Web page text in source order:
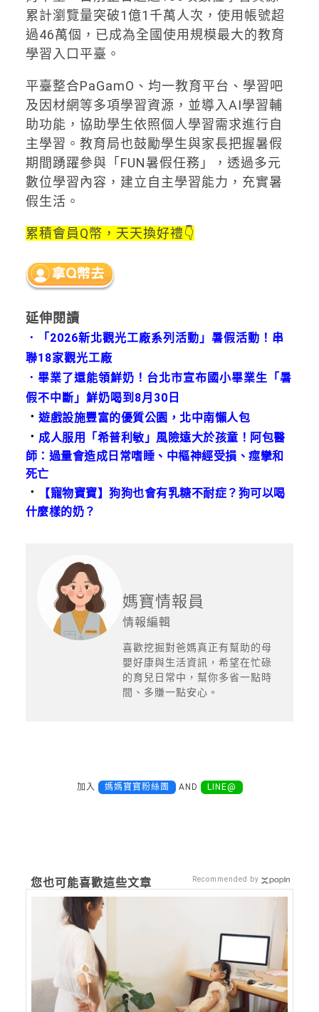
累計瀏覽量突破1億1千萬人次，使用帳號超
過46萬個，已成為全國使用規模最大的教育
學習入口平臺。
平臺整合PaGamO、均一教育平台、學習吧
及因材網等多項學習資源，並導入AI學習輔
助功能，協助學生依照個人學習需求進行自
主學習。教育局也鼓勵學生與家長把握暑假
期間踴躍參與「FUN暑假任務」，透過多元
數位學習內容，建立自主學習能力，充實暑
假生活。
累積會員Q幣，天天換好禮👇
延伸閱讀
．
「2026新北觀光工廠系列活動」暑假活動！串
聯18家觀光工廠
． 畢業了還能領鮮奶！台北市宣布國小畢業生「暑
假不中斷」鮮奶喝到8月30日
．遊戲設施豐富的優質公園，北中南懶人包
． 成人服用「希普利敏」風險遠大於孩童！阿包醫
師：過量會造成日常嗜睡、中樞神經受損、痙攣和
死亡
．
【寵物寶寶】狗狗也會有乳糖不耐症？狗可以喝
什麼樣的奶？
媽寶情報員
情報編輯
喜歡挖掘對爸媽真正有幫助的母
嬰好康與生活資訊，希望在忙碌
的育兒日常中，幫你多省一點時
間、多賺一點安心。
加入 媽媽寶寶粉絲團 AND LINE@
您也可能喜歡這些文章 Recommended by